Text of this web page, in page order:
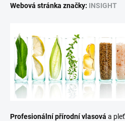
Webová stránka značky: INSIGHT
Profesionální přírodní vlasová a